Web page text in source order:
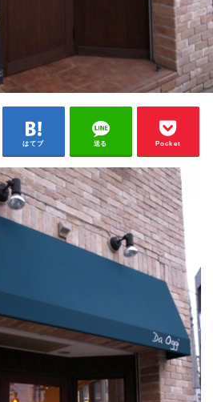
はてブ 送る Pocket